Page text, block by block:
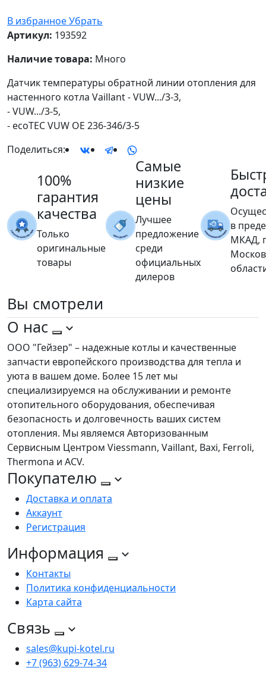
В избранноеУбрать
Артикул: 193592
Наличие товара: Много
Датчик температуры обратной линии отопления для
настенного котла Vaillant - VUW.../3-3,
- VUW.../3-5,
- ecoTEC VUW OE 236-346/3-5
Поделиться:
100%
гарантия
качества
Только
оригинальные
товары
Самые
низкие
цены
Лучшее
предложение
среди
официальных
дилеров
в
МКАД,
Вы смотрели
О нас
ООО "Гейзер" – надежные котлы и качественные
запчасти европейского производства для тепла и
уюта в вашем доме. Более 15 лет мы
специализируемся на обслуживании и ремонте
отопительного оборудования, обеспечивая
безопасность и долговечность ваших систем
отопления. Мы являемся Авторизованным
Сервисным Центром Viessmann, Vaillant, Baxi, Ferroli,
Thermona и ACV.
Покупателю
Доставка и оплата
Аккаунт
Регистрация
Информация
Контакты
Политика конфиденциальности
Карта сайта
Связь
sales@kupi-kotel.ru
+7 (963) 629-74-34